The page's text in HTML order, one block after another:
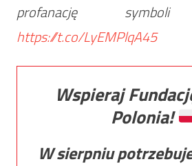
profanację symboli
https://t.co/LyEMPlqA45
Wspieraj
Polonia!
W sierpniu